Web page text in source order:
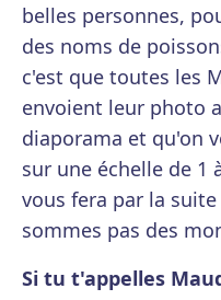
belles personnes,
des noms de
c'est que toutes les
envoient leur photo
diaporama et qu'on
sur une échelle de 1
vous fera par la
sommes pas des
Si tu t'appelles